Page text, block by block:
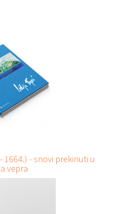
1664.) - snovi prekinuti u
vepra